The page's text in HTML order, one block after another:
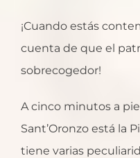
¡Cuando estás
cuenta de que el
sobrecogedor!
A cinco minutos a
Sant’Oronzo está la
tiene varias